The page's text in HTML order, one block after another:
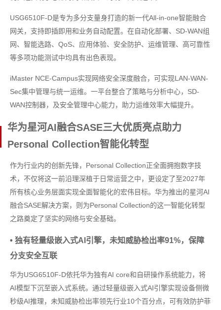
USG6510F-D是专为多分支量身打造的新一代All-in-one智能融合
网关，支持即插即用和业务自动配置。在自动化部署、SD-WAN组
网、智能选路、QoS、应用体验、安全防护、运维管理、高可靠性
等多项功能测试中均具有出色表现。
iMaster NCE-Campus实现网络安全深度融合，可实现LAN-WAN-
Sec集中管理与统一运维。一平台整合了策略与分析中心，SD-
WAN控制器，及安全管理中心能力，助力运维效率大幅提升。
华为星河AI融合SASE三大优质亮点助力
Personal Collection智能化转型
作为行业内的创新先锋，Personal Collection正全面拥抱数字技
术，不仅将这一前沿理深植于日常运营之中，更设定了至2027年
所有核心业务层面实现全面智能化的宏伟目标。华为推出的星河AI
融合SASE解决方案，则为Personal Collection的这一智能化转型
之路奠定了坚实的网络与安全基础。
• 独有轻量级嵌入式AI引擎，未知威胁检出率91%，保障
分支安全互联
华为USG6510F-D依托华为独有AI core和自研操作系统能力，将
AI模型下沉至嵌入式系统。通过轻量级嵌入式AI引擎实现设备侧微
秒级AI推理，未知威胁检出率领先行业10个百分点，可有效防护菲